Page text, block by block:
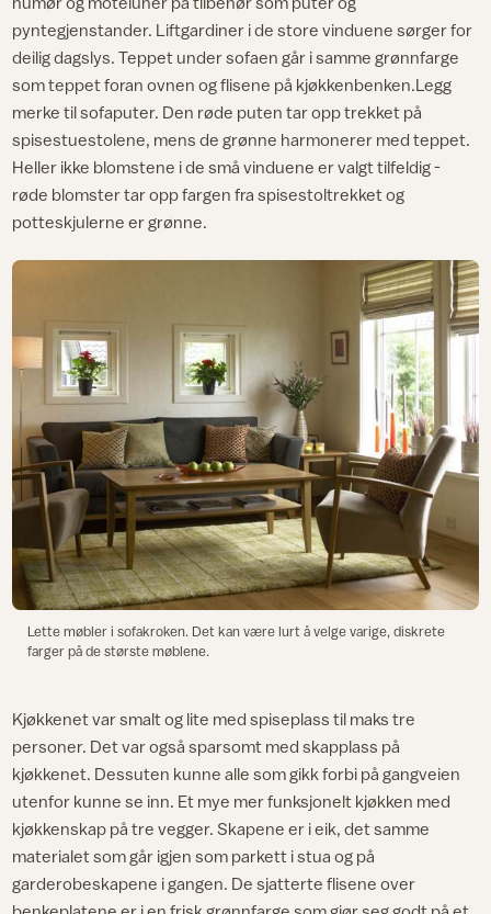
pyntegjenstander. Liftgardiner i de store vinduene sørger for
deilig dagslys. Teppet under sofaen går i samme grønnfarge
som teppet foran ovnen og flisene på kjøkkenbenken.Legg
merke til sofaputer. Den røde puten tar opp trekket på
spisestuestolene, mens de grønne harmonerer med teppet.
Heller ikke blomstene i de små vinduene er valgt tilfeldig -
røde blomster tar opp fargen fra spisestoltrekket og
potteskjulerne er grønne.
Lette møbler i sofakroken. Det kan være lurt å velge varige, diskrete
farger på de største møblene.
Kjøkkenet var smalt og lite med spiseplass til maks tre
personer. Det var også sparsomt med skapplass på
kjøkkenet. Dessuten kunne alle som gikk forbi på gangveien
utenfor kunne se inn. Et mye mer funksjonelt kjøkken med
kjøkkenskap på tre vegger. Skapene er i eik, det samme
materialet som går igjen som parkett i stua og på
garderobeskapene i gangen. De sjatterte flisene over